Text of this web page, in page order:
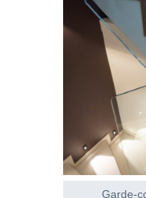
Garde-